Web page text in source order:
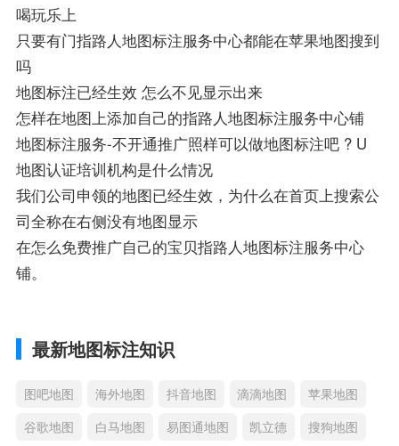
喝玩乐上
只要有门指路人地图标注服务中心都能在苹果地图搜到
吗
地图标注已经生效 怎么不见显示出来
怎样在地图上添加自己的指路人地图标注服务中心铺
地图标注服务-不开通推广照样可以做地图标注吧 ? U
地图认证培训机构是什么情况
我们公司申领的地图已经生效，为什么在首页上搜索公
司全称在右侧没有地图显示
在怎么免费推广自己的宝贝指路人地图标注服务中心
铺。
最新地图标注知识
图吧地图 海外地图 抖音地图 滴滴地图
苹果地图
谷歌地图
白马地图 易图通地图 凯立德 搜狗地图